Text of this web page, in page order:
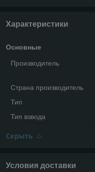
Характеристики
Основные
Производитель
Страна производитель
Тип
Тип взвода
Скрыть
Условия доставки